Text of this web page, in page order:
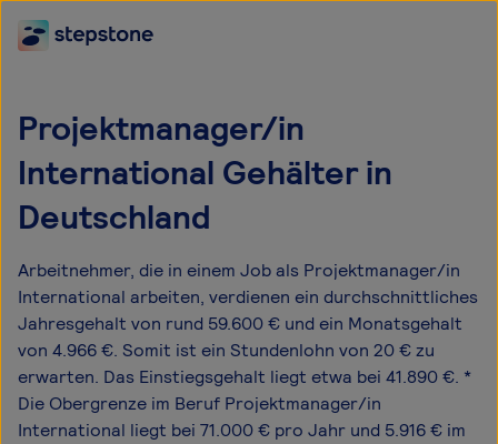
Projektmanager/in
International Gehälter in
Deutschland
Arbeitnehmer, die in einem Job als Projektmanager/in
International arbeiten, verdienen ein durchschnittliches
Jahresgehalt von rund 59.600 € und ein Monatsgehalt
von 4.966 €. Somit ist ein Stundenlohn von 20 € zu
erwarten. Das Einstiegsgehalt liegt etwa bei 41.890 €. *
Die Obergrenze im Beruf Projektmanager/in
International liegt bei 71.000 € pro Jahr und 5.916 € im